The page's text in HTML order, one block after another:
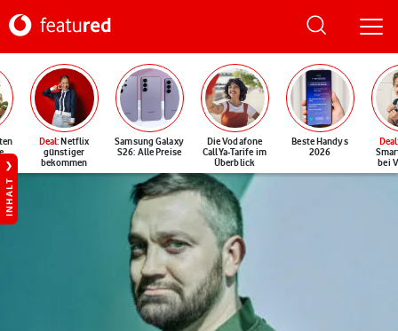
Deal: Netflix
günstiger
bekommen
Samsung Galaxy
S26: Alle Preise
Die Vodafone
CallYa-Tarife im
Überblick
Beste Handys
2026
Deal
bei
INHALT